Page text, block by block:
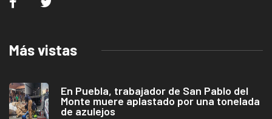
Más vistas
En Puebla, trabajador de San Pablo del
Monte muere aplastado por una tonelada
de azulejos